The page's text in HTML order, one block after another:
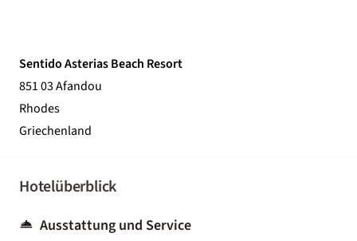
Sentido Asterias Beach Resort
851 03 Afandou
Rhodes
Griechenland
Hotelüberblick
Ausstattung und Service